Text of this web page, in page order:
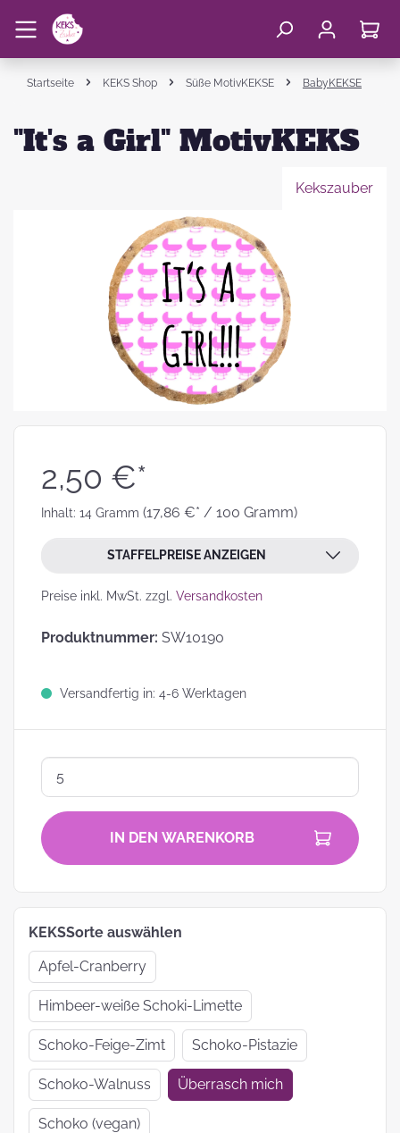
Startseite KEKS Shop Süße MotivKEKSE BabyKEKSE
"It's a Girl" MotivKEKS
Kekszauber
2,50 €*
Inhalt: 14 Gramm (17,86 €* / 100 Gramm)
STAFFELPREISE ANZEIGEN
Preise inkl. MwSt. zzgl. Versandkosten
Produktnummer: SW10190
Versandfertig in: 4-6 Werktagen
IN DEN WARENKORB
KEKSSorte auswählen
Apfel-Cranberry
Himbeer-weiße Schoki-Limette
Schoko-Feige-Zimt Schoko-Pistazie
Schoko-Walnuss Überrasch mich
Schoko (vegan)